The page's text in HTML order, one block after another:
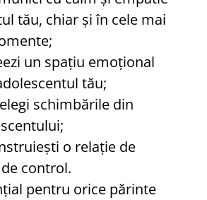
tău, chiar şi în cele mai
un spaţiu emoţional
tău;
schimbările din
o relaţie de
control.
pentru orice părinte